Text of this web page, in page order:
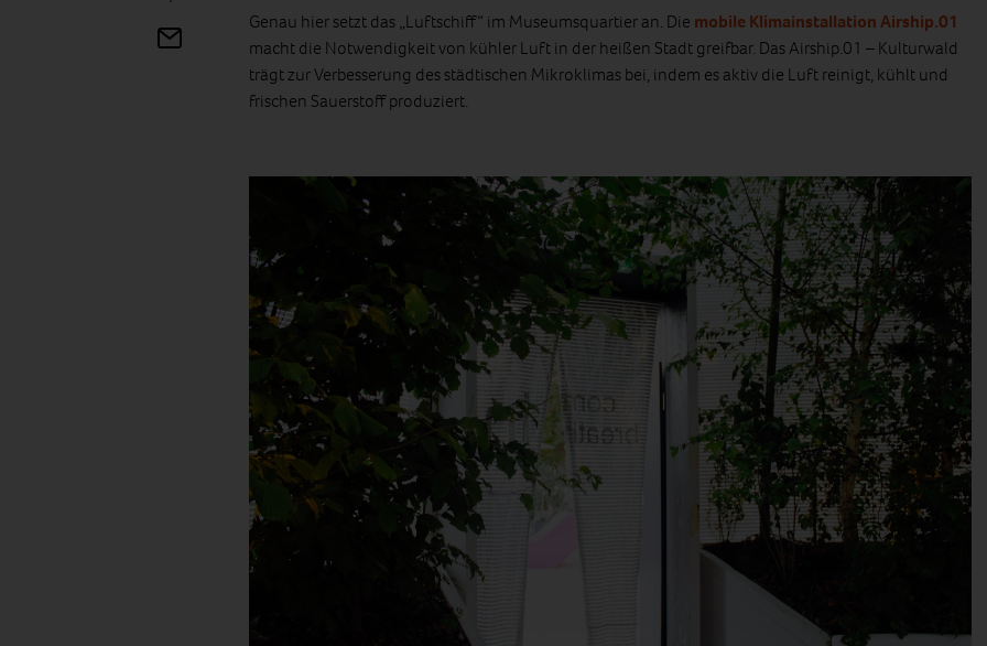
Genau hier setzt das „Luftschiff“ im Museumsquartier an. Die mobile Klimainstallation Airship.01
macht die Notwendigkeit von kühler Luft in der heißen Stadt greifbar. Das Airship.01 – Kulturwald
trägt zur Verbesserung des städtischen Mikroklimas bei, indem es aktiv die Luft reinigt, kühlt und
frischen Sauerstoff produziert.